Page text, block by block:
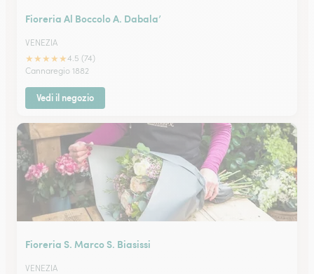
Fioreria Al Boccolo A. Dabala’
VENEZIA
★★★★★4.5 (74)
Cannaregio 1882
Vedi il negozio
Fioreria S. Marco S. Biasissi
VENEZIA